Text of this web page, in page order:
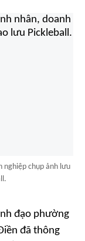
nghiệp chụp ảnh lưu
đạo phường
đã thông